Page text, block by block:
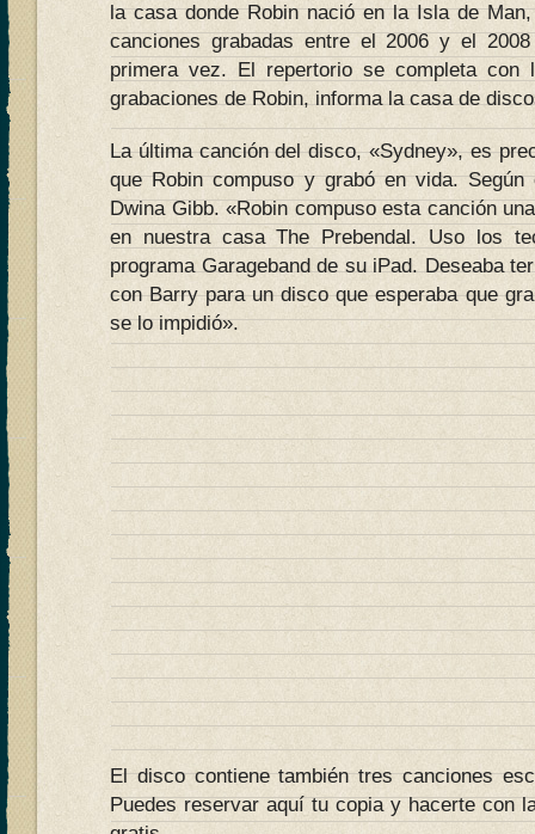
la casa donde Robin nació en la Isla de
canciones grabadas entre el 2006 y el
primera vez. El repertorio se completa con
grabaciones de Robin, informa la casa de
La última canción del disco, «Sydney», es
que Robin compuso y grabó en vida.
Dwina Gibb. «Robin compuso esta canción
en nuestra casa The Prebendal. Uso los
programa Garageband de su iPad. Deseaba
con Barry para un disco que esperaba que
se lo impidió».
El disco contiene también tres canciones
Puedes reservar aquí tu copia y hacerte con